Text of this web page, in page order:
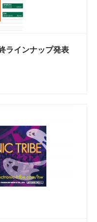
ラインナップ発表